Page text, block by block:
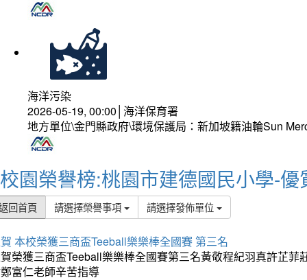
海洋污染
2026-05-19, 00:00│海洋保育署
地方單位\金門縣政府\環境保護局：新加坡籍油輪Sun
校園榮譽榜:桃園市建德國民小學-優
回首頁 請選擇榮譽事項 請選擇發佈單位
本校榮獲三商盃Teeball樂樂棒全國賽 第三名
榮獲三商盃Teeball樂樂棒全國賽第三名黃敬程紀羽真許芷
富仁老師辛苦指導